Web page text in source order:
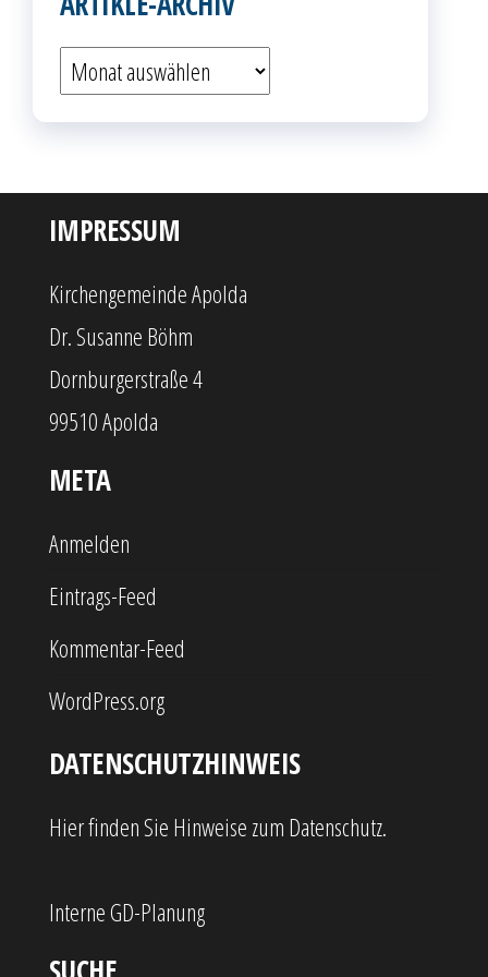
Artikle-
IMPRESSUM
Kirchengemeinde Apolda
Dr. Susanne Böhm
Dornburgerstraße 4
99510 Apolda
META
Anmelden
Eintrags-Feed
Kommentar-Feed
WordPress.org
DATENSCHUTZHINWEIS
Hier finden Sie Hinweise zum Datenschutz.
Interne GD-Planung